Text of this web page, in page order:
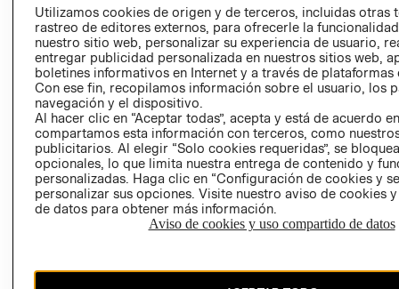
Y ÉTICA (INGLÉS)
PETICIONES
QUEJAS Y
RECLAMOS
Colombia ($)
CAMBIAR REGIÓN
Utilizamos cookies de origen y de terceros, incluidas otras
rastreo de editores externos, para ofrecerle la
nuestro sitio web, personalizar su experiencia de usuario,
entregar publicidad personalizada en nuestros sitios web,
boletines informativos en Internet y a través de plataformas
Con ese fin, recopilamos información sobre el usuario, los
navegación y el dispositivo.
Al hacer clic en “Aceptar todas”, acepta y está de acuerdo
compartamos esta información con terceros, como
publicitarios. Al elegir “Solo cookies requeridas”, se
opcionales, lo que limita nuestra entrega de contenido y
personalizadas. Haga clic en “Configuración de cookies y
personalizar sus opciones. Visite nuestro aviso de cookies
de datos para obtener más información.
Aviso de cookies y uso compartido de datos